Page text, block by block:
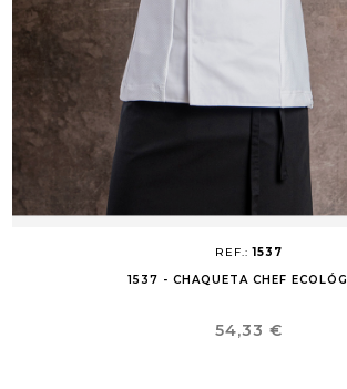
REF.:1537
1537 - CHAQUETA CHEF
Precio
54,33 €